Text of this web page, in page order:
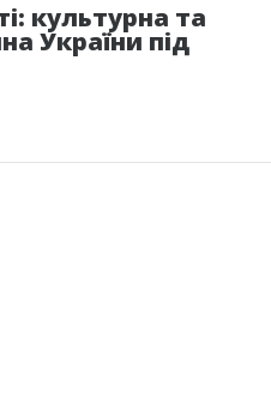
культурна та
України під